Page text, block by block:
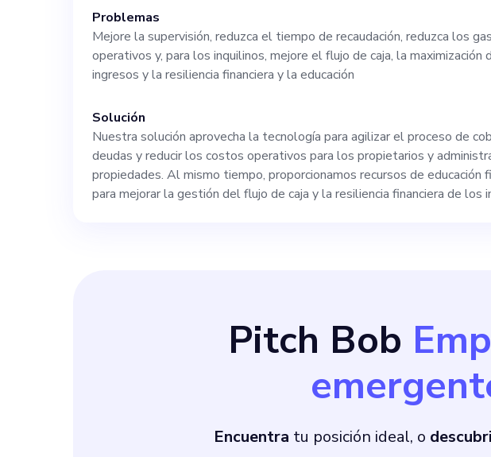
a profesionales con
oportunidad de crecer
vacantes en
Problemas
Mejore la supervisión, reduzca el tiempo de recaudación, reduzca los
operativos y, para los inquilinos, mejore el flujo de caja, la maximización
ingresos y la resiliencia financiera y la educación
Solución
Nuestra solución aprovecha la tecnología para agilizar el proceso de
deudas y reducir los costos operativos para los propietarios y
propiedades. Al mismo tiempo, proporcionamos recursos de educación
para mejorar la gestión del flujo de caja y la resiliencia financiera de los
Pitch Bob
Encuentra tu posición ideal, o